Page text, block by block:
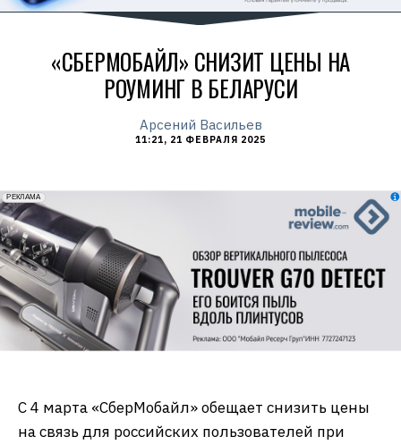
«СБЕРМОБАЙЛ» СНИЗИТ ЦЕНЫ НА
РОУМИНГ В БЕЛАРУСИ
Арсений Васильев
11:21, 21 ФЕВРАЛЯ 2025
erid: 2VfnxxmNzs5
РЕКЛАМА
С 4 марта «СберМобайл» обещает снизить цены
на связь для российских пользователей при